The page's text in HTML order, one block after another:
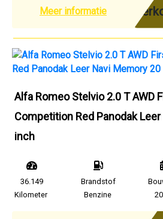
Meer informatie
Alfa Romeo Stelvio 2.0 T AWD
Competition Red Panodak
inch
36.149
Kilometer
Brandstof
Benzine